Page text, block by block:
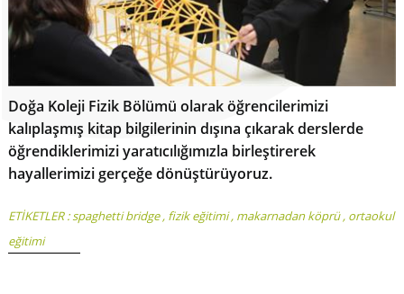
Doğa Koleji Fizik Bölümü olarak öğrencilerimizi
kalıplaşmış kitap bilgilerinin dışına çıkarak derslerde
öğrendiklerimizi yaratıcılığımızla birleştirerek
hayallerimizi gerçeğe dönüştürüyoruz.
ETİKETLER : spaghetti bridge, fizik eğitimi, makarnadan köprü, ortaokul
eğitimi